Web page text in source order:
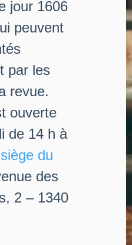
jour 1606
peuvent
par les
revue.
ouverte
de 14 h à
siège du
des
2 – 1340